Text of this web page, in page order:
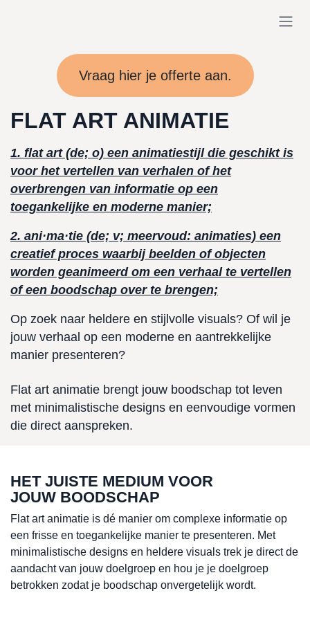
Vraag hier je offerte aan.
FLAT ART ANIMATIE
1. flat art (de; o) een animatiestijl die geschikt is
voor het vertellen van verhalen of het
overbrengen van informatie op een
toegankelijke en moderne manier;
2. ani·ma·tie (de; v; meervoud: animaties) een
creatief proces waarbij beelden of objecten
worden geanimeerd om een verhaal te vertellen
of een boodschap over te brengen;
Op zoek naar heldere en stijlvolle visuals? Of wil je
jouw verhaal op een moderne en aantrekkelijke
manier presenteren?
Flat art animatie brengt jouw boodschap tot leven
met minimalistische designs en eenvoudige vormen
die direct aanspreken.
HET JUISTE MEDIUM VOOR
JOUW BOODSCHAP
Flat art animatie is dé manier om complexe informatie op
een frisse en toegankelijke manier te presenteren. Met
minimalistische designs en heldere visuals trek je direct de
aandacht van jouw doelgroep en hou je je doelgroep
betrokken zodat je boodschap onvergetelijk wordt.